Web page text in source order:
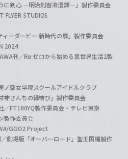
剣心 －明治剣客浪漫譚－」製作委員会
STUDIOS
ーダービー 新時代の扉」製作委員会
2024
刊／Re:ゼロから始める異世界生活2製
空女学院スクールアイドルクラブ
さんちの縁結び」製作委員会
FT100YQ製作委員会・テレビ東京
製作委員会
GGO2 Project
劇場版「オーバーロード」聖王国編製作